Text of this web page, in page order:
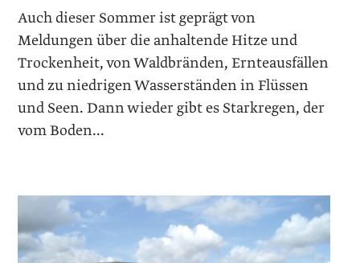
Auch dieser Sommer ist geprägt von
Meldungen über die anhaltende Hitze und
Trockenheit, von Waldbränden, Ernteausfällen
und zu niedrigen Wasserständen in Flüssen
und Seen. Dann wieder gibt es Starkregen, der
vom Boden...